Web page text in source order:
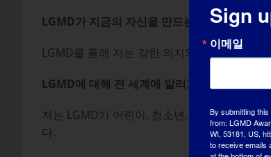
LGMD가 지금의 자신을 만드는 데 어떤 영향
LGMD를 통해 저는 강한 의지와 인내심으로 더
LGMD에 대해 전 세계에 알리고 싶은 내용
저는 LGMD가 어린이, 청소년, 청년, 성인 등
다.
Sign
이메일
By submitting
from: LGMD
WI, 53181, US,
to receive emails